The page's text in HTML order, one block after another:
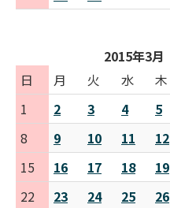
2015年3月
日
月 火 水 木
1
2 3 4 5
8
9 10 11 12
15
16 17 18 19
22
23 24 25 26